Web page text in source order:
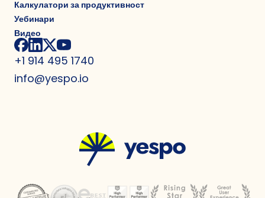
Калкулатори за продуктивност
Уебинари
Видео
+1 914 495 1740
info@yespo.io